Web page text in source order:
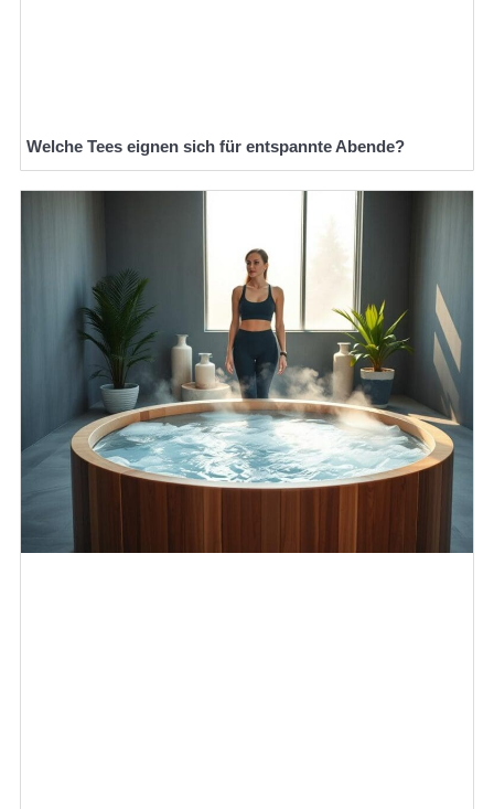
Welche Tees eignen sich für entspannte Abende?